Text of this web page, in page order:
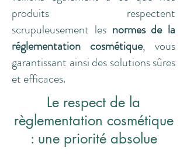
produits respectent
scrupuleusement les normes de la
réglementation cosmétique, vous
garantissant ainsi des solutions sûres
et efficaces.
Le respect de la
règlementation cosmétique
: une priorité absolue